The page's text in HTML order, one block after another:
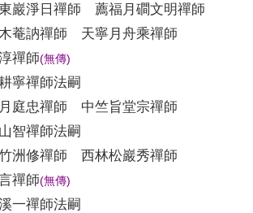
淨日禪師 薦福月磵文明禪師
訥禪師 天寧月舟乘禪師
禪師(無傳)
寧禪師法嗣
忠禪師 中竺旨堂宗禪師
智禪師法嗣
修禪師 西林松巖秀禪師
禪師(無傳)
一禪師法嗣